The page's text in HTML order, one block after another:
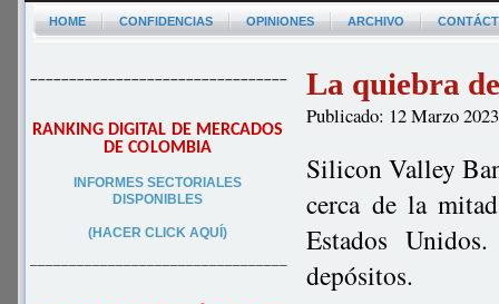
HOME CONFIDENCIAS OPINIONES ARCHIVO
–––––––––––––––––––––––––––––––––
RANKING DIGITAL DE MERCADOS
DE COLOMBIA
INFORMES SECTORIALES
DISPONIBLES
(HACER CLICK AQUÍ)
–––––––––––––––––––––––––––––––––
La quiebra
Publicado: 12 Marzo 2023
Silicon Valley
cerca de la
Estados
depósitos.